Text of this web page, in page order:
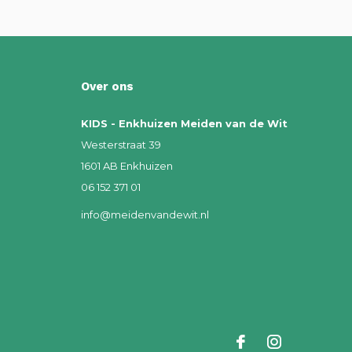
Over ons
KIDS - Enkhuizen Meiden van de Wit
Westerstraat 39
1601 AB Enkhuizen
06 152 371 01
info@meidenvandewit.nl